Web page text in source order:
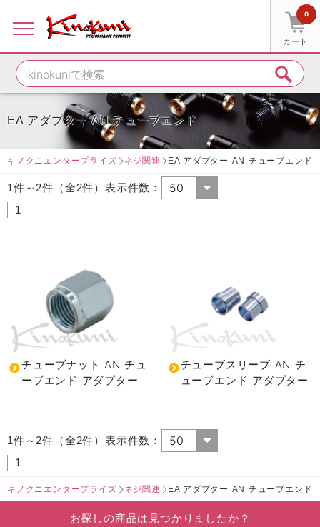
カート
0
EA アダプター AN チューブエンド
キノクニエンタープライズ ネジ関連 EA アダプター AN チューブエンド
1件～2件（全2件）表示件数：
1
チューブナット AN チュ
ーブエンド アダプター
チューブスリーブ AN チ
ューブエンド アダプター
1件～2件（全2件）表示件数：
1
キノクニエンタープライズ ネジ関連 EA アダプター AN チューブエンド
お探しの商品は見つかりましたか？